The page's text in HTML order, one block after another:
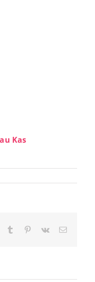
Kas
WhatsApp
Tumblr Pinterest
Vk Email